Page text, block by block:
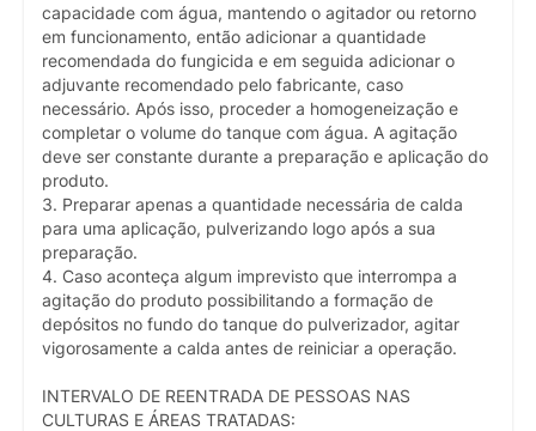
capacidade com água, mantendo o agitador ou retorno
em funcionamento, então adicionar a quantidade
recomendada do fungicida e em seguida adicionar o
adjuvante recomendado pelo fabricante, caso
necessário. Após isso, proceder a homogeneização e
completar o volume do tanque com água. A agitação
deve ser constante durante a preparação e aplicação do
produto.
3. Preparar apenas a quantidade necessária de calda
para uma aplicação, pulverizando logo após a sua
preparação.
4. Caso aconteça algum imprevisto que interrompa a
agitação do produto possibilitando a formação de
depósitos no fundo do tanque do pulverizador, agitar
vigorosamente a calda antes de reiniciar a operação.
INTERVALO DE REENTRADA DE PESSOAS NAS
CULTURAS E ÁREAS TRATADAS: